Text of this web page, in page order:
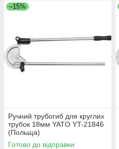
–15%
Ручний трубогиб для круглих
трубок 18мм YATO YT-21846
(Польща)
Готово до відправки